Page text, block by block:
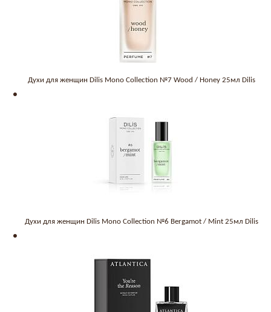
Духи для женщин Dilis Mono Collection №7 Wood / Honey 25мл Dilis
Духи для женщин Dilis Mono Collection №6 Bergamot / Mint 25мл Dilis